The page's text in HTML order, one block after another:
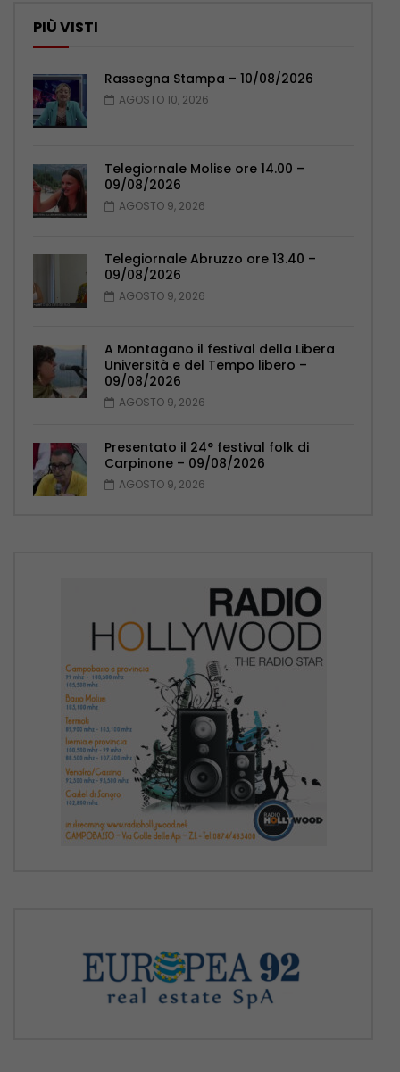
PIÙ VISTI
Rassegna Stampa – 10/08/2026
AGOSTO 10, 2026
Telegiornale Molise ore 14.00 –
09/08/2026
AGOSTO 9, 2026
Telegiornale Abruzzo ore 13.40 –
09/08/2026
AGOSTO 9, 2026
A Montagano il festival della Libera
Università e del Tempo libero –
09/08/2026
AGOSTO 9, 2026
Presentato il 24° festival folk di
Carpinone – 09/08/2026
AGOSTO 9, 2026